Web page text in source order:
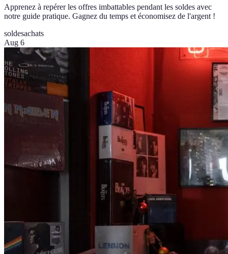
Apprenez à repérer les offres imbattables pendant les soldes avec
notre guide pratique. Gagnez du temps et économisez de l'argent !
soldesachats
Aug 6